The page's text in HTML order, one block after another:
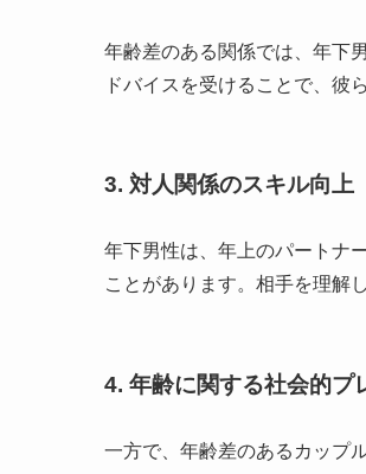
年齢差のある関係では、年下
ドバイスを受けることで、彼
3. 対人関係のスキル向上
年下男性は、年上のパートナ
ことがあります。相手を理解
4. 年齢に関する社会的プ
一方で、年齢差のあるカップ